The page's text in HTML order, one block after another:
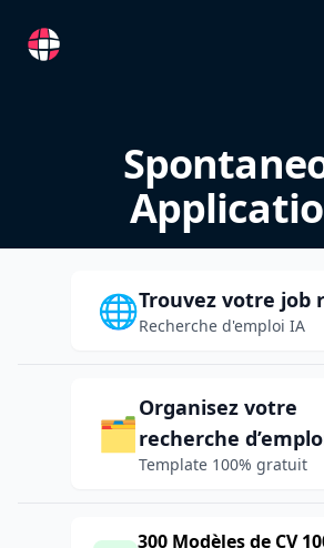
RemoteFR
🌐Trouvez votre job
Recherche d'emploi IA
🗂️
Organisez votre
recherche
Template 100% gratuit
300 Modèles de CV